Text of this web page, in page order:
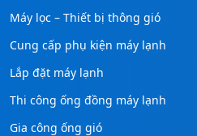
Máy lọc – Thiết bị thông gió
Cung cấp phụ kiện máy lạnh
Lắp đặt máy lạnh
Thi công ống đồng máy lạnh
Gia công ống gió